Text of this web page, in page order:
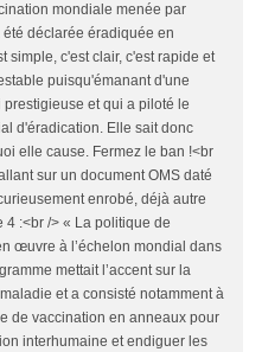
mondiale menée par
été déclarée éradiquée en
simple, c'est clair, c'est rapide et
puisqu'émanant d'une
et qui a piloté le
d'éradication. Elle sait donc
elle cause. Fermez le ban !<br
sur un document OMS daté
enrobé, déjà autre
4 :<br /> « La politique de
œuvre à l’échelon mondial dans
mettait l’accent sur la
et a consisté notamment à
de vaccination en anneaux pour
interhumaine et endiguer les